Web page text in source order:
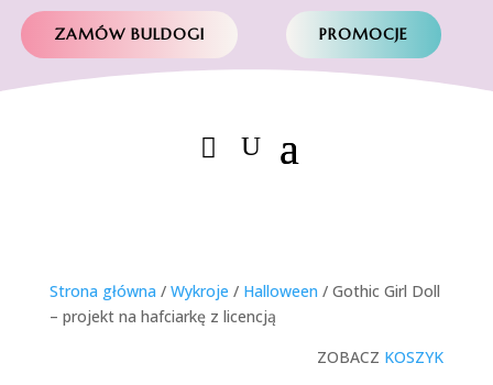
ZAMÓW BULDOGI PROMOCJE
Strona główna / Wykroje / Halloween / Gothic Girl Doll
– projekt na hafciarkę z licencją
ZOBACZ KOSZYK